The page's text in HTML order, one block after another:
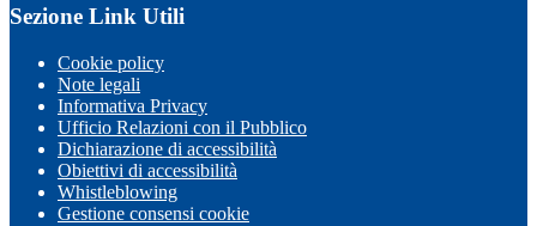
Sezione Link Utili
Cookie policy
Note legali
Informativa Privacy
Ufficio Relazioni con il Pubblico
Dichiarazione di accessibilità
Obiettivi di accessibilità
Whistleblowing
Gestione consensi cookie